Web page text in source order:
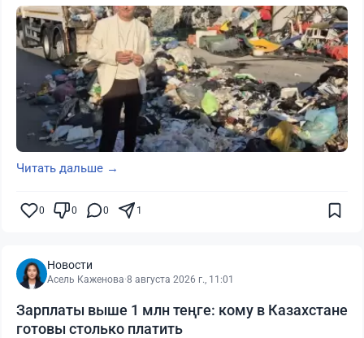
Читать дальше →
0 0 0 1
Новости
Асель Каженова·8 августа 2026 г., 11:01
Зарплаты выше 1 млн теңге: кому в Казахстане
готовы столько платить